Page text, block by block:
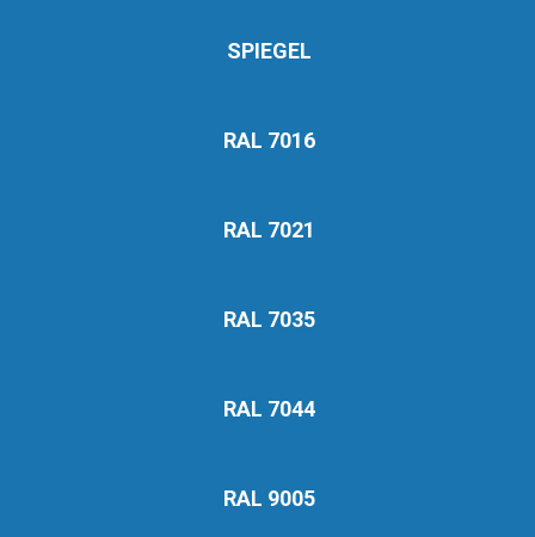
SPIEGEL
RAL 7016
RAL 7021
RAL 7035
RAL 7044
RAL 9005